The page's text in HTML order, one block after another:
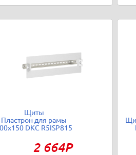
Щиты
Пластрон для рамы
DKC R5ISP815
2 664Р